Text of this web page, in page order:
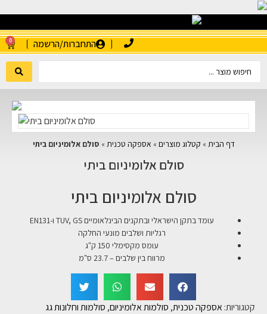
התחברות/הרשמה 0
דף הבית » קטלוג מוצרים » אספקה טכנית » סולם אלומיניום ביתי
סולם אלומיניום ביתי
סולם אלומיניום ביתי
עומד בתקן הישראלי ובתקנים הבינלאומיים TUV, GS ו-EN131
רגליות ושלבים מונעי החלקה
עומס מקסימלי 150 ק"ג
מרווח בין שלבים – 23.7 ס"מ
קטגוריות:אספקה טכנית, סולמות אלומיניום, סולמות וחלונות גג